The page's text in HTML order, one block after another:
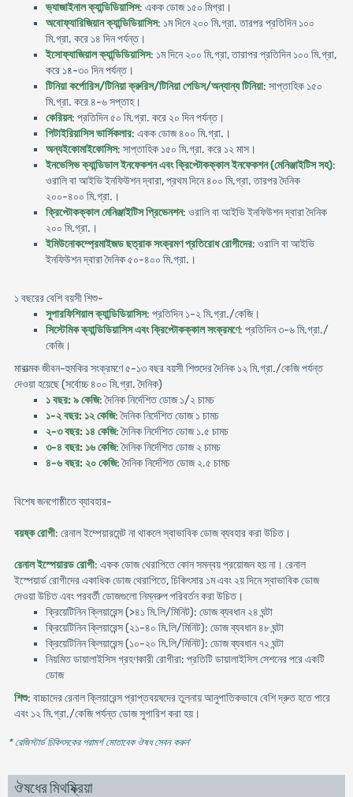
ভ্যাজাইনাল ক্যান্ডিডিয়াসিস: একক ডোজ ১৫০ মিগ্রা।
অবোফ্যারিজিয়ান ক্যান্ডিডিয়াসিস: ১ম দিনে ২০০ মি.গ্রা. তারপর প্রতিদিন ১০০
মি.গ্রা. করে ১৪ দিন পর্যন্ত।
ইসোফ্যাজিয়াল ক্যান্ডিডিয়াসিস: ১ম দিনে ২০০ মি.গ্রা, তারাপর প্রতিদিন ১০০ মি.গ্রা,
করে ১৪-৩০ দিন পর্যন্ত।
টিনিয়া কর্পোরিস/টিনিয়া ক্রুরিস/টিনিয়া পেডিস/অন্যান্য টিনিয়া: সাপ্তাহিক ১৫০
মি.গ্রা. করে ৪-৬ সপ্তাহ।
কেরিয়ন: প্রতিদিন ৫০ মি.গ্রা. করে ২০ দিন পর্যন্ত।
পিটাইরিয়াসিস ভার্সিকলার: একক ডোজ ৪০০ মি.গ্রা.।
অন্যইকোমাইকোসিস: সাপ্তাহিক ১৫০ মি.গ্রা. করে ১২ মাস।
ইনভেসিভ ক্যান্ডিডাল ইনফেকশন এবং ক্রিপ্টোকক্কাল ইনফেকশন (মেনিঞ্জাইটিস সহ):
ওরালি বা আইভি ইনফিউশন দ্বারা, প্রথম দিনে ৪০০ মি.গ্রা. তারপর দৈনিক
২০০-৪০০ মি.গ্রা.।
ক্রিপ্টোকক্কাল মেনিঞ্জাইটিস প্রিভেনশন: ওরালি বা আইভি ইনফিউশন দ্বারা দৈনিক
২০০ মি.গ্রা.।
ইমিউনোকম্প্রেমাইজড ছত্রাক সংক্রমণ প্রতিরোধ রোগীদের: ওরালি বা আইভি
ইনফিউশন দ্বারা দৈনিক ৫০-৪০০ মি.গ্রা.।
১ বছরের বেশি বয়সী শিশু-
সুপারফিশিয়াল ক্যান্ডিডিয়াসিস: প্রতিদিন ১-২ মি.গ্রা./কেজি।
সিস্টেমিক ক্যান্ডিডিয়াসিস এবং ক্রিপ্টোকক্কাল সংক্রমণে: প্রতিদিন ৩-৬ মি.গ্রা./
কেজি।
মারাত্মক জীবন-হুমকির সংক্রমণে ৫-১৩ বছর বয়সী শিশুদের দৈনিক ১২ মি.গ্রা./কেজি পর্যন্ত
দেওয়া হয়েছে (সর্বোচ্চ ৪০০ মি.গ্রা. দৈনিক)
১ বছর: ৯ কেজি: দৈনিক নির্দেশিত ডোজ ১/২ চামচ
১-২ বছর: ১২ কেজি: দৈনিক নির্দেশিত ডোজ ১ চামচ
২-৩ বছর: ১৪ কেজি: দৈনিক নির্দেশিত ডোজ ১.৫ চামচ
৩-৪ বছর: ১৬ কেজি: দৈনিক নির্দেশিত ডোজ ২ চামচ
৪-৬ বছর: ২০ কেজি: দৈনিক নির্দেশিত ডোজ ২.৫ চামচ
বিশেষ জনগোষ্ঠীতে ব্যাবহার-
বয়ষ্ক রোগী: রেনাল ইম্পেয়ারমেন্ট না থাকলে স্বাভাবিক ডোজ ব্যবহার করা উচিত।
রেনাল ইস্পেয়ারড রোগী: একক ডোজ থেরাপিতে কোন সমন্বয় প্রয়োজন হয় না। রেনাল
ইস্পেয়ার্ড রোগীদের একাধিক ডোজ থেরাপিতে, চিকিৎসার ১ম এবং ২য় দিনে স্বাভাবিক ডোজ
দেওয়া উচিত এবং পরবর্তী ডোজগুলো নিম্নরুপ পরিবর্তন করা উচিত।
ক্রিয়েটিনিন ক্লিয়ারেন্স (>৪১ মি.লি/মিনিট): ডোজ ব্যবধান ২৪ ঘন্টা
ক্রিয়েটিনিন ক্লিয়ারেন্স (২১-৪০ মি.লি/মিনিট): ডোজ ব্যবধান ৪৮ ঘন্টা
ক্রিয়েটিনিন ক্লিয়ারেন্স (১০-২০ মি.লি/মিনিট): ডোজ ব্যবধান ৭২ ঘন্টা
নিয়মিত ডায়ালাইসিস গ্রহণকারী রোগীরা: প্রতিটি ডায়ালাইসিস সেশনের পরে একটি
ডোজ
শিশু: বাচ্চাদের রেনাল ক্লিয়ারেন্স প্রাপ্তবয়ষদের তুলনায় আনুপাতিকভাবে বেশি দ্রুত হতে পারে
এবং ১২ মি.গ্রা./কেজি পর্যন্ত ডোজ সুপারিশ করা হয়।
* রেজিস্টার্ড চিকিৎসকের পরামর্শ মোতাবেক ঔষধ সেবন করুন'
ঔষধের মিথষ্ক্রিয়া